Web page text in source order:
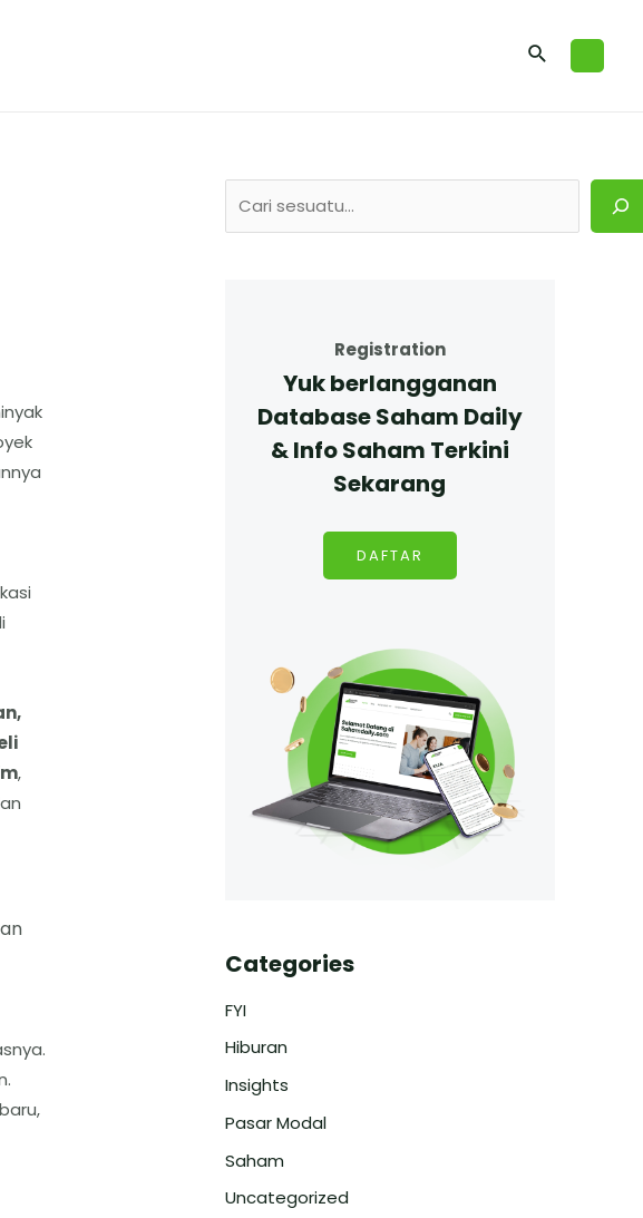
,
Registration
Yuk berlangganan
Database Saham Daily
& Info Saham Terkini
Sekarang
DAFTAR
Categories
FYI
Hiburan
Insights
Pasar Modal
Saham
Uncategorized